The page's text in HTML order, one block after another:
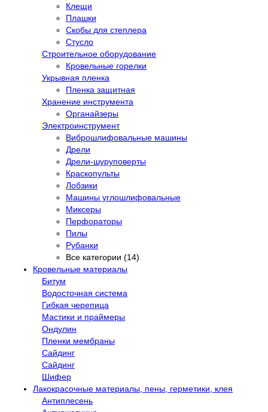
Клещи
Плашки
Скобы для степлера
Стусло
Строительное оборудование
Кровельные горелки
Укрывная пленка
Пленка защитная
Хранение инструмента
Органайзеры
Электроинструмент
Виброшлифовальные машины
Дрели
Дрели-шуруповерты
Краскопульты
Лобзики
Машины углошлифовальные
Миксеры
Перфораторы
Пилы
Рубанки
Все категории (14)
Кровельные материалы
Битум
Водосточная система
Гибкая черепица
Мастики и праймеры
Ондулин
Пленки мембраны
Сайдинг
Сайдинг
Шифер
Лакокрасочные материалы, пены, герметики, клея
Антиплесень